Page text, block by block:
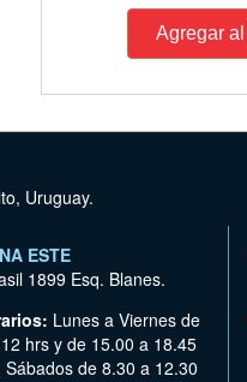
Uruguay.
ESTE
1899 Esq. Blanes.
Lunes a Viernes de
hrs y de 15.00 a 18.45
Sábados de 8.30 a 12.30